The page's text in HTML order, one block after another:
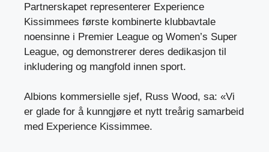
Partnerskapet representerer Experience
Kissimmees første kombinerte klubbavtale
noensinne i Premier League og Women’s Super
League, og demonstrerer deres dedikasjon til
inkludering og mangfold innen sport.
Albions kommersielle sjef, Russ Wood, sa: «Vi
er glade for å kunngjøre et nytt treårig samarbeid
med Experience Kissimmee.